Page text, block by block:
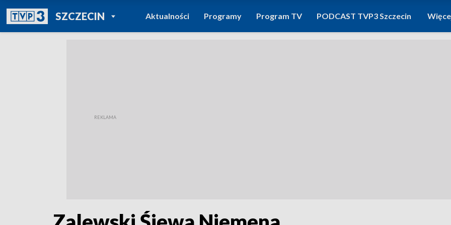
SZCZECINPOWRÓT DO
TVP REGIONY
Aktualności Programy Program TV PODCAST TVP3 Szczecin